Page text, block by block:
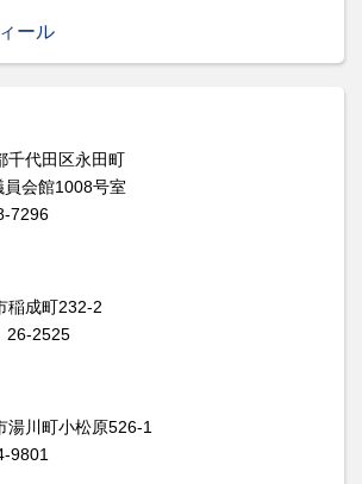
ール
千代田区永田町
会館1008号室
7296
稲成町232-2
26-2525
湯川町小松原526-1
9801